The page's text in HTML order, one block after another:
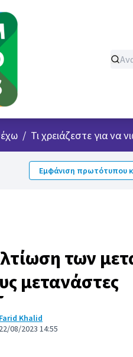
/ Τι χρειάζεστε για να
Εμφάνιση πρωτότυπου
των
μετανάστες
Farid Khalid
22/08/2023 14:55